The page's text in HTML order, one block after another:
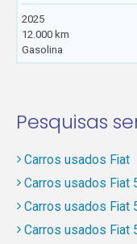
2025
12.000 km
Gasolina
Pesquisas
Carros usados Fiat
Carros usados Fiat
Carros usados Fiat
Carros usados Fiat